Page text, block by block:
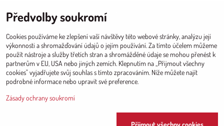
Choose Eshop for your delivery country:
VELKOOBCHOD PRO PRODEJNY
Registrace l Přihlášenído velkoobchodu
Since 2017 © CM
Předvolby soukromí
Cookies používáme ke zlepšení vaší návštěvy této webové stránky, analýzu její
výkonnosti a shromažďování údajů o jejím používání. Za tímto účelem můžeme
použít nástroje a služby třetích stran a shromážděné údaje se mohou přenést k
partnerům v EU, USA nebo jiných zemích. Klepnutím na „Přijmout všechny
cookies" vyjadřujete svůj souhlas s tímto zpracováním. Níže můžete najít
podrobné informace nebo upravit své preference.
Zásady ochrany soukromí
Přijmout všechny cookies